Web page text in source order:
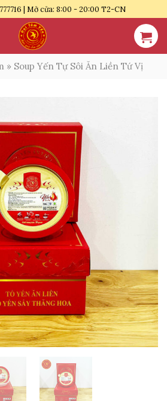
| Mở cửa: 8:00 - 20:00 T2-CN
» Soup Yến Tự Sôi Ăn Liền Tứ Vị